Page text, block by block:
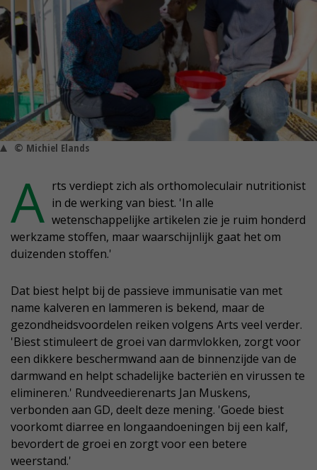
© Michiel Elands
A rts verdiept zich als orthomoleculair nutritionist
in de werking van biest. 'In alle
wetenschappelijke artikelen zie je ruim honderd
werkzame stoffen, maar waarschijnlijk gaat het om
duizenden stoffen.'
Dat biest helpt bij de passieve immunisatie van met
name kalveren en lammeren is bekend, maar de
gezondheidsvoordelen reiken volgens Arts veel verder.
'Biest stimuleert de groei van darmvlokken, zorgt voor
een dikkere beschermwand aan de binnenzijde van de
darmwand en helpt schadelijke bacteriën en virussen te
elimineren.' Rundveedierenarts Jan Muskens,
verbonden aan GD, deelt deze mening. 'Goede biest
voorkomt diarree en longaandoeningen bij een kalf,
bevordert de groei en zorgt voor een betere
weerstand.'